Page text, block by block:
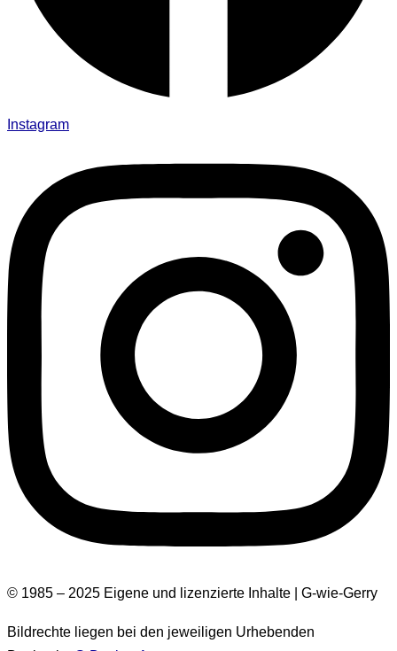
Instagram
© 1985 – 2025 Eigene und lizenzierte Inhalte | G-wie-Gerry
Bildrechte liegen bei den jeweiligen Urhebenden